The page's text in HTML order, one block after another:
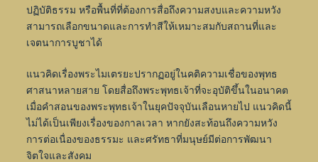
ปฏิบัติธรรม หรือพื้นที่ที่ต้องการสื่อถึงความสงบและความหวัง
สามารถเลือกขนาดและการทำสีให้เหมาะสมกับสถานที่และ
เจตนาการบูชาได้
แนวคิดเรื่องพระไมเตรยะปรากฏอยู่ในคติความเชื่อของพุทธ
ศาสนาหลายสาย โดยสื่อถึงพระพุทธเจ้าที่จะอุบัติขึ้นในอนาคต
เมื่อคำสอนของพระพุทธเจ้าในยุคปัจจุบันเลือนหายไป แนวคิดนี้
ไม่ได้เป็นเพียงเรื่องของกาลเวลา หากยังสะท้อนถึงความหวัง
การต่อเนื่องของธรรมะ และศรัทธาที่มนุษย์มีต่อการพัฒนา
จิตใจและสังคม